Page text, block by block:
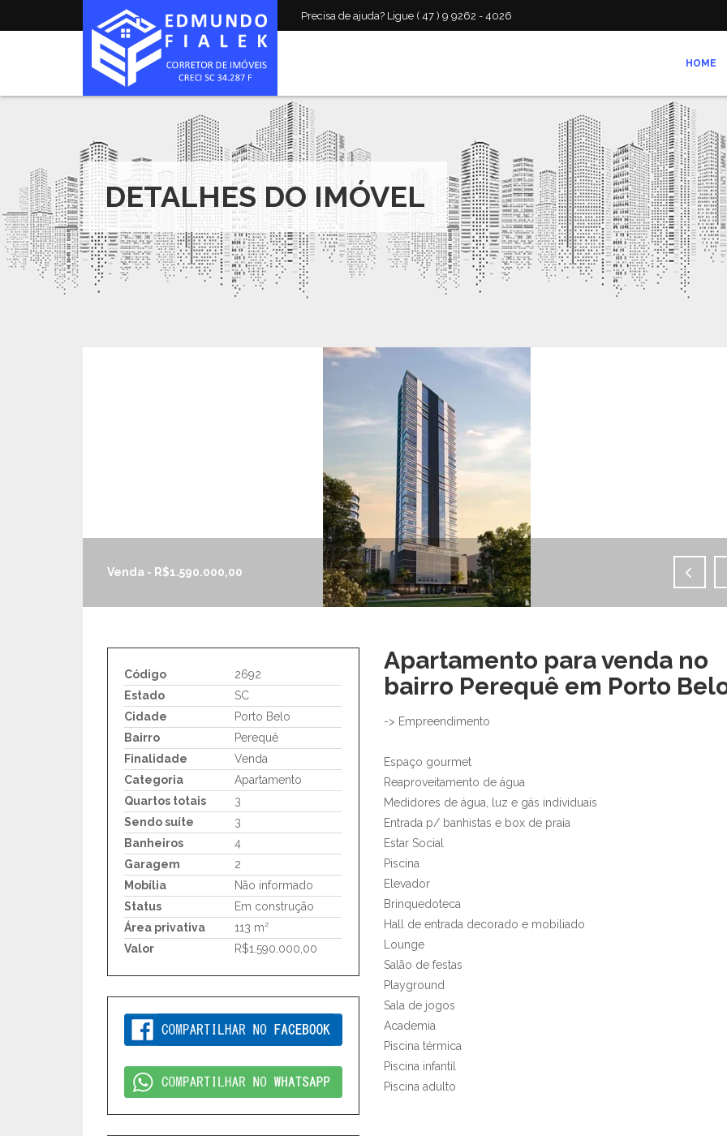
Precisa de ajuda? Ligue ( 47 ) 9 9262 - 4026
HOME
DETALHES DO IMÓVEL
Venda - R$1.590.000,00
Código
2692
Estado
SC
Cidade
Porto Belo
Bairro
Perequê
Finalidade
Venda
Categoria
Apartamento
Quartos totais
3
Sendo suíte
3
Banheiros
4
Garagem
2
Mobília
Não informado
Status
Em construção
Área privativa
113 m²
Valor
R$1.590.000,00
Apartamento para venda no
bairro Perequê em Porto
-> Empreendimento
Espaço gourmet
Reaproveitamento de água
Medidores de água, luz e gás individuais
Entrada p/ banhistas e box de praia
Estar Social
Piscina
Elevador
Brinquedoteca
Hall de entrada decorado e mobiliado
Lounge
Salão de festas
Playground
Sala de jogos
Academia
Piscina térmica
Piscina infantil
Piscina adulto